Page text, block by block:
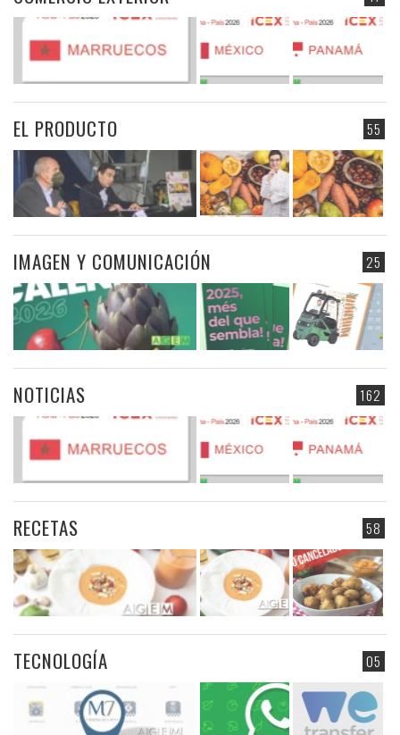
55
EL PRODUCTO
25
IMAGEN Y COMUNICACIÓN
162
NOTICIAS
58
RECETAS
05
TECNOLOGÍA